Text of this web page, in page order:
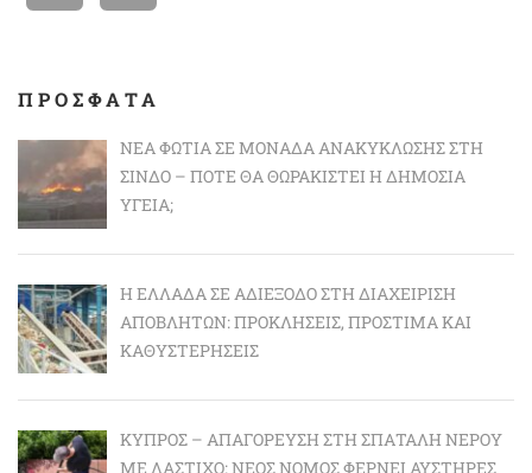
ΠΡΟΣΦΑΤΑ
ΝΈΑ ΦΩΤΙΆ ΣΕ ΜΟΝΆΔΑ ΑΝΑΚΎΚΛΩΣΗΣ ΣΤΗ
ΣΊΝΔΟ – ΠΌΤΕ ΘΑ ΘΩΡΑΚΙΣΤΕΊ Η ΔΗΜΌΣΙΑ
ΥΓΕΊΑ;
Η ΕΛΛΆΔΑ ΣΕ ΑΔΙΈΞΟΔΟ ΣΤΗ ΔΙΑΧΕΊΡΙΣΗ
ΑΠΟΒΛΉΤΩΝ: ΠΡΟΚΛΉΣΕΙΣ, ΠΡΌΣΤΙΜΑ ΚΑΙ
ΚΑΘΥΣΤΕΡΉΣΕΙΣ
ΚΎΠΡΟΣ – ΑΠΑΓΌΡΕΥΣΗ ΣΤΗ ΣΠΑΤΆΛΗ ΝΕΡΟΎ
ΜΕ ΛΆΣΤΙΧΟ: ΝΈΟΣ ΝΌΜΟΣ ΦΈΡΝΕΙ ΑΥΣΤΗΡΈΣ